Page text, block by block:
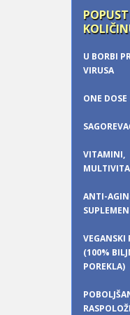
U BORBI
VIRUSA
ONE DOSE
VITAMINI,
ANTI-
VEGANSKI
(100%
POREKLA)